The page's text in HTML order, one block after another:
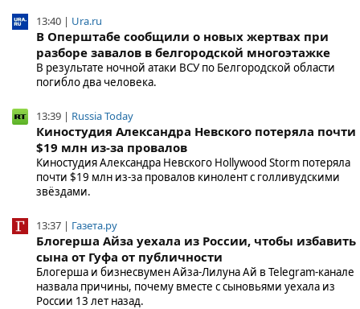
13:40 | Ura.ru
В Оперштабе сообщили о новых жертвах при
разборе завалов в белгородской многоэтажке
В результате ночной атаки ВСУ по Белгородской области
погибло два человека.
13:39 | Russia Today
Киностудия Александра Невского потеряла почти
$19 млн из-за провалов
Киностудия Александра Невского Hollywood Storm потеряла
почти $19 млн из-за провалов кинолент с голливудскими
звёздами.
13:37 | Газета.ру
Блогерша Айза уехала из России, чтобы избавить
сына от Гуфа от публичности
Блогерша и бизнесвумен Айза-Лилуна Ай в Telegram-канале
назвала причины, почему вместе с сыновьями уехала из
России 13 лет назад.